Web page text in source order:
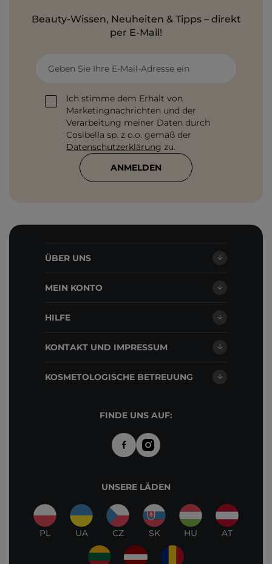
Beauty-Wissen, Neuheiten & Tipps – direkt
per E-Mail!
Geben Sie Ihre E-Mail-Adresse ein
Ich stimme dem Erhalt von
Marketingnachrichten und der
Verarbeitung meiner Daten durch
Cosibella sp. z o.o. gemäß der
Datenschutzerklärung zu.
ANMELDEN
ÜBER UNS
MEIN KONTO
HILFE
KONTAKT UND IMPRESSUM
KOSMETOLOGISCHE BETREUUNG
FINDE UNS AUF:
UNSERE LÄDEN
PL UA CZ SK HU AT